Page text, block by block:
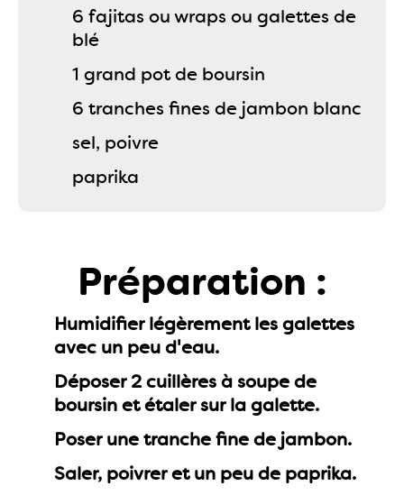
6 fajitas ou wraps ou galettes de
blé
1 grand pot de boursin
6 tranches fines de jambon blanc
sel, poivre
paprika
Préparation :
Humidifier légèrement les galettes
avec un peu d'eau.
Déposer 2 cuillères à soupe de
boursin et étaler sur la galette.
Poser une tranche fine de jambon.
Saler, poivrer et un peu de paprika.